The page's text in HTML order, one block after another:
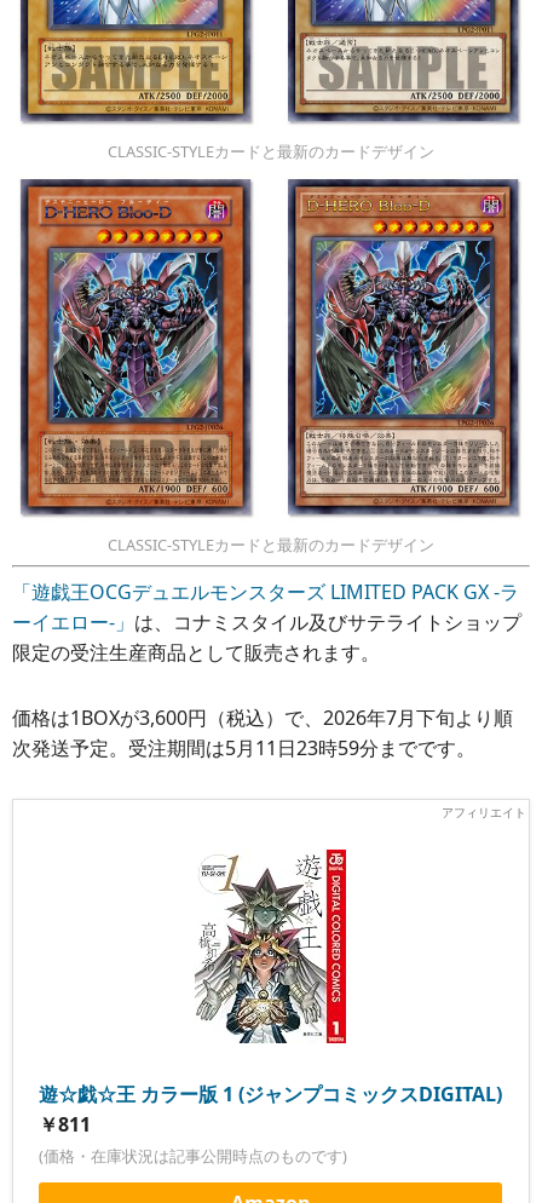
CLASSIC-STYLEカードと最新のカードデザイン
CLASSIC-STYLEカードと最新のカードデザイン
「遊戯王OCGデュエルモンスターズ LIMITED PACK GX -ラ
ーイエロー-」 は、コナミスタイル及びサテライトショップ
限定の受注生産商品として販売されます。
価格は1BOXが3,600円（税込）で、2026年7月下旬より順
次発送予定。受注期間は5月11日23時59分までです。
遊☆戯☆王 カラー版 1 (ジャンプコミックスDIGITAL)
￥811
(価格・在庫状況は記事公開時点のものです)